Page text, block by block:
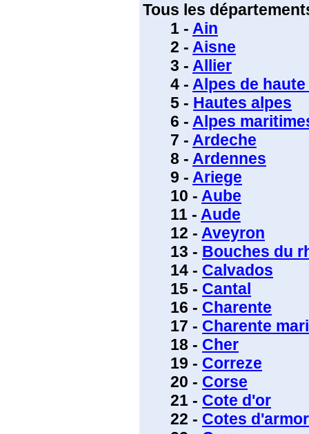
Tous les
1 - Ain
2 - Aisne
3 - Allier
4 - Alpes de
5 - Hautes alpes
6 - Alpes
7 - Ardeche
8 - Ardennes
9 - Ariege
10 - Aube
11 - Aude
12 - Aveyron
13 - Bouches du
14 - Calvados
15 - Cantal
16 - Charente
17 - Charente
18 - Cher
19 - Correze
20 - Corse
21 - Cote d'or
22 - Cotes d'armor